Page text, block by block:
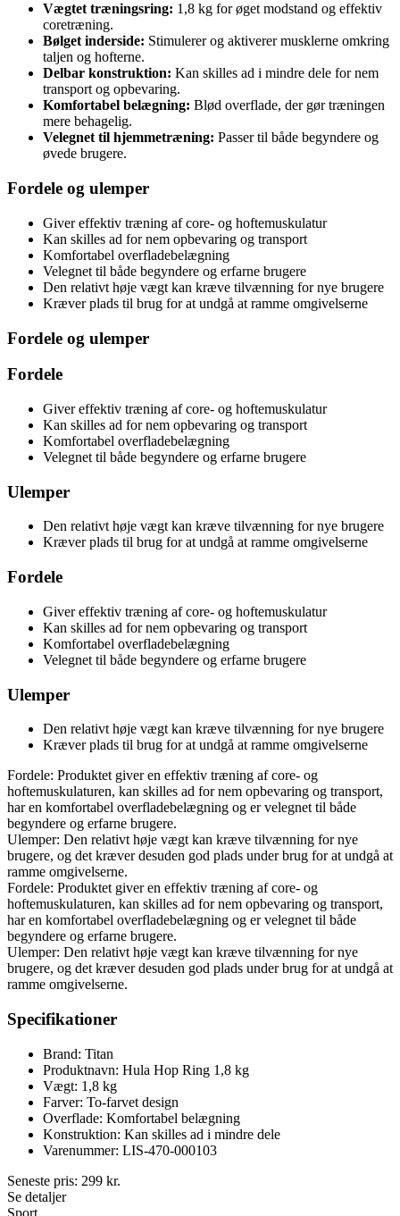
Vægtet træningsring: 1,8 kg for øget modstand og effektiv
coretræning.
Bølget inderside: Stimulerer og aktiverer musklerne omkring
taljen og hofterne.
Delbar konstruktion: Kan skilles ad i mindre dele for nem
transport og opbevaring.
Komfortabel belægning: Blød overflade, der gør træningen
mere behagelig.
Velegnet til hjemmetræning: Passer til både begyndere og
øvede brugere.
Fordele og ulemper
Giver effektiv træning af core- og hoftemuskulatur
Kan skilles ad for nem opbevaring og transport
Komfortabel overfladebelægning
Velegnet til både begyndere og erfarne brugere
Den relativt høje vægt kan kræve tilvænning for nye brugere
Kræver plads til brug for at undgå at ramme omgivelserne
Fordele og ulemper
Fordele
Giver effektiv træning af core- og hoftemuskulatur
Kan skilles ad for nem opbevaring og transport
Komfortabel overfladebelægning
Velegnet til både begyndere og erfarne brugere
Ulemper
Den relativt høje vægt kan kræve tilvænning for nye brugere
Kræver plads til brug for at undgå at ramme omgivelserne
Fordele
Giver effektiv træning af core- og hoftemuskulatur
Kan skilles ad for nem opbevaring og transport
Komfortabel overfladebelægning
Velegnet til både begyndere og erfarne brugere
Ulemper
Den relativt høje vægt kan kræve tilvænning for nye brugere
Kræver plads til brug for at undgå at ramme omgivelserne
Fordele: Produktet giver en effektiv træning af core- og
hoftemuskulaturen, kan skilles ad for nem opbevaring og transport,
har en komfortabel overfladebelægning og er velegnet til både
begyndere og erfarne brugere.
Ulemper: Den relativt høje vægt kan kræve tilvænning for nye
brugere, og det kræver desuden god plads under brug for at undgå at
ramme omgivelserne.
Fordele: Produktet giver en effektiv træning af core- og
hoftemuskulaturen, kan skilles ad for nem opbevaring og transport,
har en komfortabel overfladebelægning og er velegnet til både
begyndere og erfarne brugere.
Ulemper: Den relativt høje vægt kan kræve tilvænning for nye
brugere, og det kræver desuden god plads under brug for at undgå at
ramme omgivelserne.
Specifikationer
Brand: Titan
Produktnavn: Hula Hop Ring 1,8 kg
Vægt: 1,8 kg
Farver: To-farvet design
Overflade: Komfortabel belægning
Konstruktion: Kan skilles ad i mindre dele
Varenummer: LIS-470-000103
Seneste pris: 299 kr.
Se detaljer
Sport